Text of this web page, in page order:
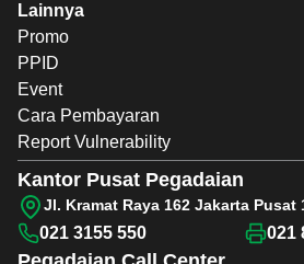
Lainnya
Promo
PPID
Event
Cara Pembayaran
Report Vulnerability
Kantor Pusat Pegadaian
Jl. Kramat Raya 162 Jakarta Pusat
021 3155 550 021